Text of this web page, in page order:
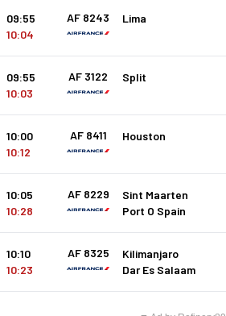
09:55
10:04
AF 8243 Lima
09:55
10:03
AF 3122 Split
10:00
10:12
AF 8411 Houston
10:05
10:28
AF 8229
Sint Maarten
Port O Spain
10:10
10:23
AF 8325
Kilimanjaro
Dar Es Salaam